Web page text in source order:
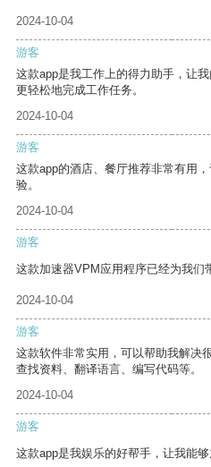
2024-10-04
游客
这款app是我工作上的得力助手，让
更轻松地完成工作任务。
2024-10-04
游客
这款app的酒店、餐厅推荐非常有用
验。
2024-10-04
游客
这款加速器VPM应用程序已经为我们
2024-10-04
游客
这款软件非常实用，可以帮助我解决
查找资料、翻译语言、编写代码等。
2024-10-04
游客
这款app是我娱乐的好帮手，让我能够